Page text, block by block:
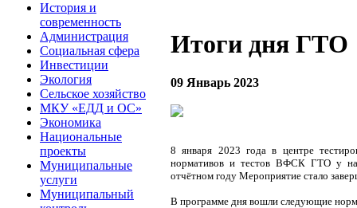
История и
современность
Администрация
Социальная сфера
Инвестиции
Экология
Сельское хозяйство
МКУ «ЕДД и ОС»
Экономика
Национальные
проекты
Муниципальные
услуги
Муниципальный
Итоги дня ГТО
09 Январь 2023
8 января 2023 года в центре
нормативов и тестов ВФСК ГТО у
отчётном году Мероприятие стало
В программе дня вошли следующие